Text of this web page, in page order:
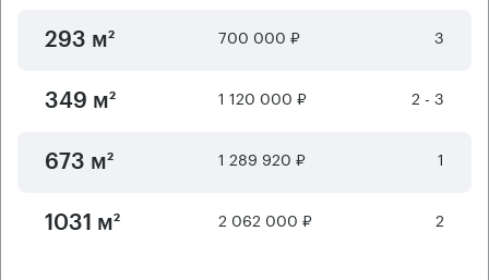
293 м² 700 000 ₽ 3
349 м² 1 120 000 ₽ 2 - 3
673 м² 1 289 920 ₽ 1
1031 м² 2 062 000 ₽ 2